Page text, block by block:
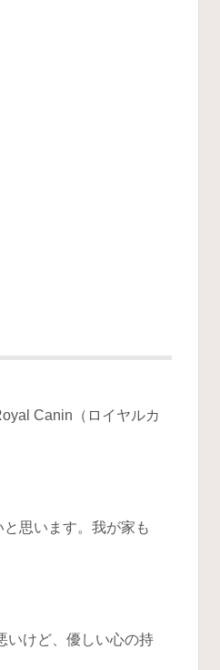
Canin（ロイヤルカ
思います。我が家も
いけど、優しい心の持